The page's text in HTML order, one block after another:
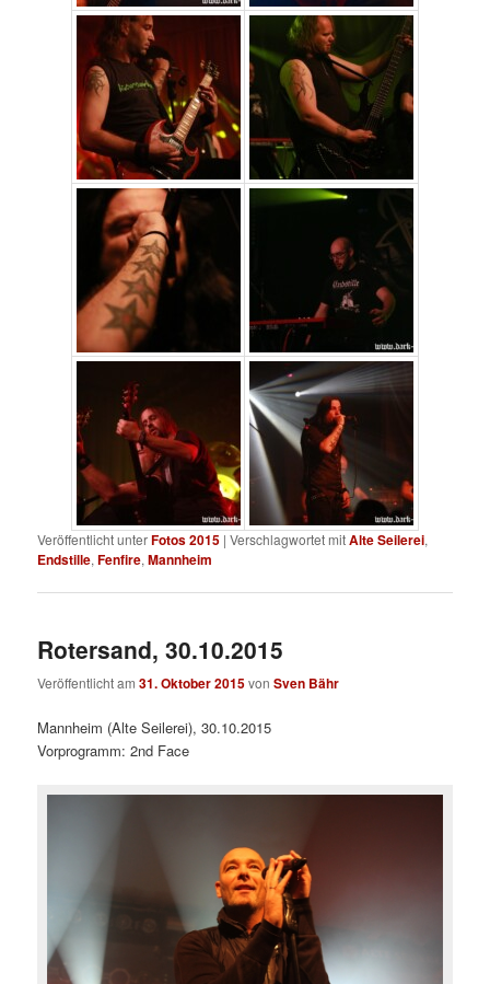
Veröffentlicht unterFotos 2015 |Verschlagwortet mitAlte Seilerei,
Endstille,Fenfire,Mannheim
Rotersand, 30.10.2015
Veröffentlicht am31. Oktober 2015vonSven Bähr
Mannheim (Alte Seilerei), 30.10.2015
Vorprogramm: 2nd Face